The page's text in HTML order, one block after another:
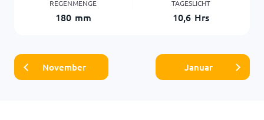
REGENMENGE
180 mm
TAGESLICHT
10,6 Hrs
November Januar